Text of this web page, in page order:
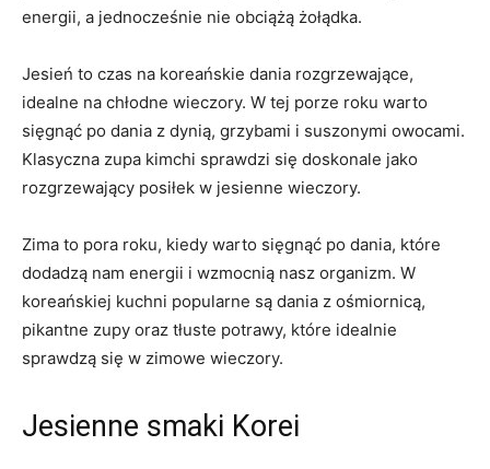
energii, a ⁣jednocześnie nie obciążą ‌żołądka.
Jesień⁣ to⁤ czas na koreańskie dania⁤ rozgrzewające,
idealne na chłodne ​wieczory. W tej ‍porze roku‌ warto
sięgnąć po‌ dania z ⁢dynią, grzybami⁢ i suszonymi owocami.⁤
Klasyczna zupa ‌kimchi ‍sprawdzi się doskonale jako
rozgrzewający‍ posiłek w jesienne wieczory.
Zima‍ to ‍pora roku, kiedy warto‍ sięgnąć po dania, które
dodadzą nam energii i ⁤wzmocnią nasz organizm. ⁣W
koreańskiej kuchni popularne są dania⁣ z ośmiornicą,⁤
pikantne zupy oraz⁤ tłuste ⁢potrawy, które idealnie
sprawdzą się ‍w zimowe wieczory.
Jesienne smaki ‌Korei